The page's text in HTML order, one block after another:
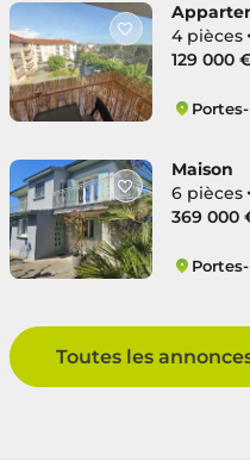
4 pièces
129 000
Maison
6 pièces
369 000
Toutes les